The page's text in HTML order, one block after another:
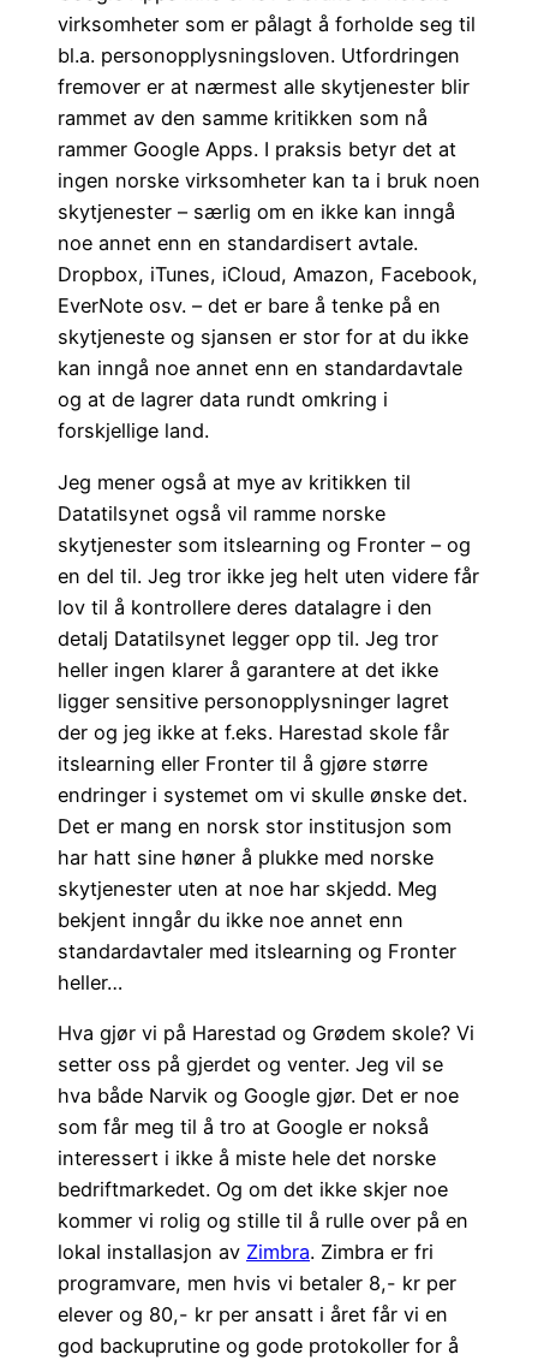
virksomheter som er pålagt å forholde seg til
bl.a. personopplysningsloven. Utfordringen
fremover er at nærmest alle skytjenester blir
rammet av den samme kritikken som nå
rammer Google Apps. I praksis betyr det at
ingen norske virksomheter kan ta i bruk noen
skytjenester – særlig om en ikke kan inngå
noe annet enn en standardisert avtale.
Dropbox, iTunes, iCloud, Amazon, Facebook,
EverNote osv. – det er bare å tenke på en
skytjeneste og sjansen er stor for at du ikke
kan inngå noe annet enn en standardavtale
og at de lagrer data rundt omkring i
forskjellige land.
Jeg mener også at mye av kritikken til
Datatilsynet også vil ramme norske
skytjenester som itslearning og Fronter – og
en del til. Jeg tror ikke jeg helt uten videre får
lov til å kontrollere deres datalagre i den
detalj Datatilsynet legger opp til. Jeg tror
heller ingen klarer å garantere at det ikke
ligger sensitive personopplysninger lagret
der og jeg ikke at f.eks. Harestad skole får
itslearning eller Fronter til å gjøre større
endringer i systemet om vi skulle ønske det.
Det er mang en norsk stor institusjon som
har hatt sine høner å plukke med norske
skytjenester uten at noe har skjedd. Meg
bekjent inngår du ikke noe annet enn
standardavtaler med itslearning og Fronter
heller…
Hva gjør vi på Harestad og Grødem skole? Vi
setter oss på gjerdet og venter. Jeg vil se
hva både Narvik og Google gjør. Det er noe
som får meg til å tro at Google er nokså
interessert i ikke å miste hele det norske
bedriftmarkedet. Og om det ikke skjer noe
kommer vi rolig og stille til å rulle over på en
lokal installasjon av Zimbra. Zimbra er fri
programvare, men hvis vi betaler 8,- kr per
elever og 80,- kr per ansatt i året får vi en
god backuprutine og gode protokoller for å